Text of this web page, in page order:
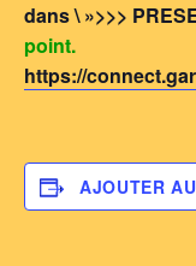
dans \ »>>>
point.
https://
AJOUTER